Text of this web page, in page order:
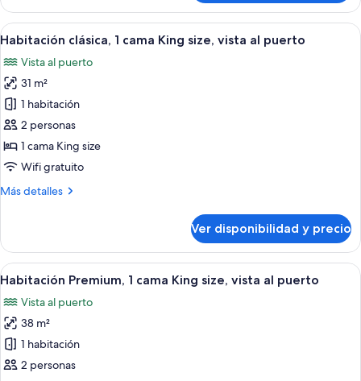
a
la
ciudad
Premium,
cama
size,
vista
la
ciudad
Ver
todas
las
fotos
de
Habitación
clásica,
1
King
al
puerto
Habitación de hotel con una cama
5
Habitación clásica, 1 cama King size, vista al puerto
Vista al puerto
31 m²
1 habitación
2 personas
1 cama King size
Wifi gratuito
Más detalles
Más
clásica,
cama
size,
vista
al
puerto
Ver disponibilidad y precio
Ver
todas
las
fotos
de
Habitación
Habitación de hotel con una cama
4
Habitación Premium, 1 cama King size, vista al puerto
Vista al puerto
38 m²
1 habitación
2 personas